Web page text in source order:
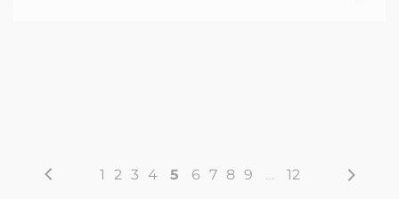
1 2 3 4 5 6 7 8 9 … 12